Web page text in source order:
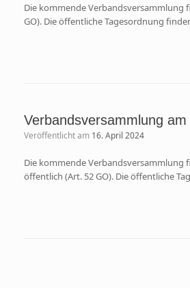
Die kommende Verbandsversammlung
GO). Die öffentliche Tagesordnung
Verbandsversammlung
Veröffentlicht am 16. April 2024
Die kommende Verbandsversammlung
öffentlich (Art. 52 GO). Die öffentliche